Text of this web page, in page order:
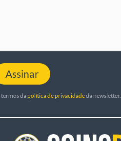
Assinar
dapolítica de privacidadeda newsletter.